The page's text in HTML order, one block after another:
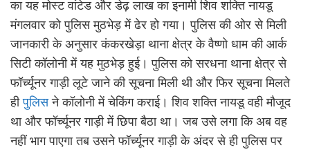
का यह मोस्ट वांटेड और डेढ़ लाख का इनामी शिव शक्ति नायडू
मंगलवार को पुलिस मुठभेड़ में ढेर हो गया। पुलिस की ओर से मिली
जानकारी के अनुसार कंकरखेड़ा थाना क्षेत्र के वैष्णो धाम की आर्क
सिटी कॉलोनी में यह मुठभेड़ हुई। पुलिस को सरधना थाना क्षेत्र से
फॉर्च्यूनर गाड़ी लूटे जाने की सूचना मिली थी और फिर सूचना मिलते
हीपुलिसने कॉलोनी में चेकिंग कराई। शिव शक्ति नायडू वही मौजूद
था और फॉर्च्यूनर गाड़ी में छिपा बैठा था। जब उसे लगा कि अब वह
नहीं भाग पाएगा तब उसने फॉर्च्यूनर गाड़ी के अंदर से ही पुलिस पर